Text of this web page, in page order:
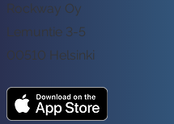
Rockway Oy
Lemuntie 3-5
00510 Helsinki